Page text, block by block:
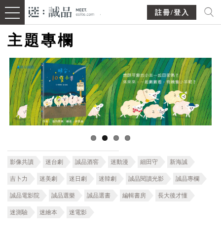
註冊/登入
主題專欄
影像共讀 迷台劇 誠品酒窖 迷動漫 細田守 新海誠
吉卜力 迷美劇 迷日劇 迷韓劇 誠品閱讀光影 誠品專欄
誠品電影院 誠品選樂 誠品選書 編輯書房 長大後才懂
迷測驗 迷繪本 迷電影